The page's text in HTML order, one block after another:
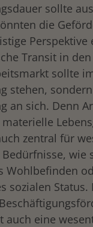
sollte
die
Perspektive
Transit in
sollte
stehen,
an sich. Denn
zentral für
wie
Wohlbefinden
sozialen Status.
auch eine